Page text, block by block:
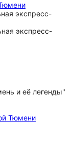
Станислав
- с
зашло! ответил
фактов
отлично
подходом к
его юмор и
к нему после
с друзьями.
Тюмени
на экскурсии
нам нравиться